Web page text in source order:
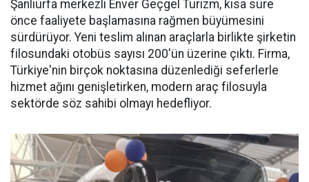
Şanlıurfa merkezli Enver Geçgel Turizm, kısa süre
önce faaliyete başlamasına rağmen büyümesini
sürdürüyor. Yeni teslim alınan araçlarla birlikte şirketin
filosundaki otobüs sayısı 200'ün üzerine çıktı. Firma,
Türkiye'nin birçok noktasına düzenlediği seferlerle
hizmet ağını genişletirken, modern araç filosuyla
sektörde söz sahibi olmayı hedefliyor.